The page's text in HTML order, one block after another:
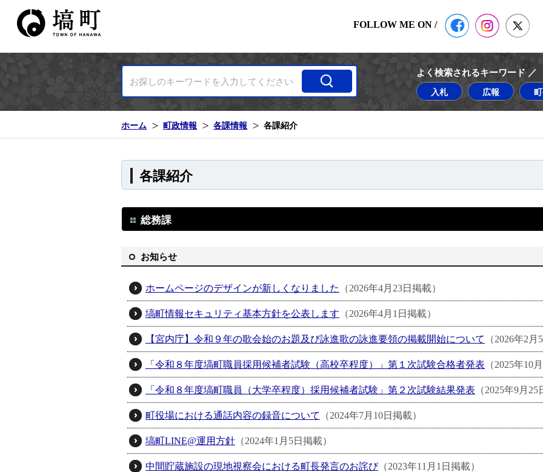
FOLLOW ME ON / 公式Facebook
塙町
よく検索されるキーワード ／
入札
広報
ホーム 町政情報 各課情報 各課紹介
各課紹介
総務課
お知らせ
ホームページのデザインが新しくなりました （2026年4月23日掲載）
塙町情報セキュリティ基本方針を公表します （2026年4月1日掲載）
【宮内庁】令和９年の歌会始のお題及び詠進歌の詠進要領の掲載開始について （2026年2
「令和８年度塙町職員採用候補者試験（高校卒程度）」第１次試験合格者発表 （2025年10
「令和８年度塙町職員（大学卒程度）採用候補者試験」第２次試験結果発表 （2025年9月
町役場における通話内容の録音について （2024年7月10日掲載）
塙町LINE@運用方針 （2024年1月5日掲載）
中間貯蔵施設の現地視察会における町長発言のお詫び（2023年11月1日掲載）